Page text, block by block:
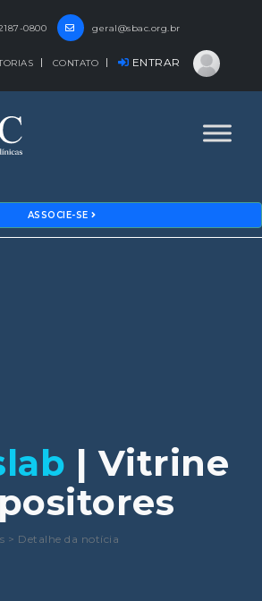
0800 geral@sbac.org.br
CONTATO ENTRAR
ASSOCIE-SE
| Vitrine
> Detalhe da notícia